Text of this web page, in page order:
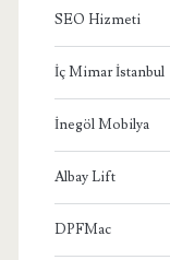
SEO Hizmeti
İç Mimar İstanbul
İnegöl Mobilya
Albay Lift
DPFMac